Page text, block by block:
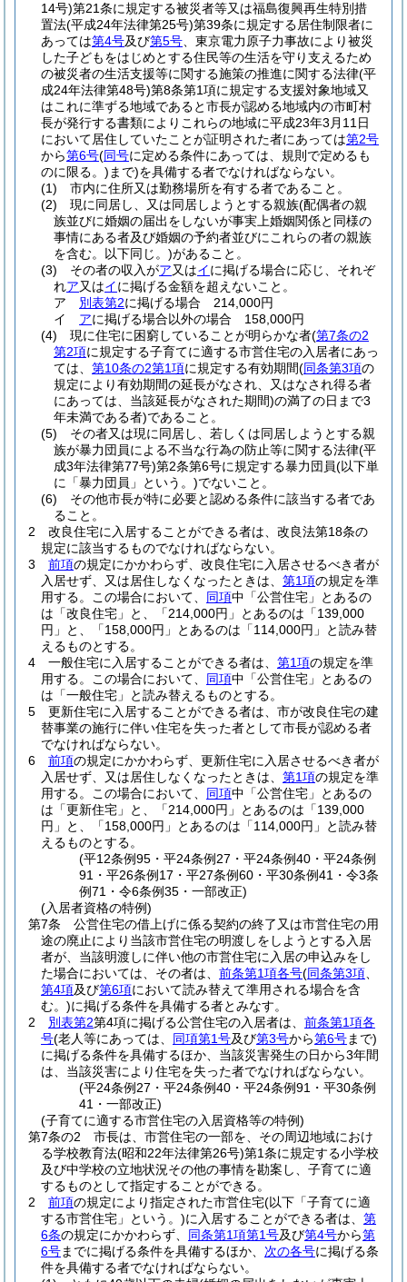
14号)第21条に規定する被災者等又は福島復興再生特別措
置法(平成24年法律第25号)第39条に規定する居住制限者に
あっては第4号及び第5号 、東京電力原子力事故により被災
した子どもをはじめとする住民等の生活を守り支えるため
の被災者の生活支援等に関する施策の推進に関する法律(平
成24年法律第48号)第8条第1項に規定する支援対象地域又
はこれに準ずる地域であると市長が認める地域内の市町村
長が発行する書類によりこれらの地域に平成23年3月11日
において居住していたことが証明された者にあっては第2号
から第6号(同号に定める条件にあっては、規則で定めるも
のに限る。) まで)を具備する者でなければならない。
(1)
市内に住所又は勤務場所を有する者であること。
(2)
現に同居し、又は同居しようとする親族(配偶者の親
族並びに婚姻の届出をしないが事実上婚姻関係と同様の
事情にある者及び婚姻の予約者並びにこれらの者の親族
を含む。以下同じ。)があること。
(3)
その者の収入がア又はイに掲げる場合に応じ、それぞ
れア又はイに掲げる金額を超えないこと。
ア
別表第2に掲げる場合 214,000円
イ
アに掲げる場合以外の場合 158,000円
(4)
現に住宅に困窮していることが明らかな者(第7条の2
第2項に規定する子育てに適する市営住宅の入居者にあっ
ては、 第10条の2第1項に規定する有効期間(同条第3項の
規定により有効期間の延長がなされ、又はなされ得る者
にあっては、当該延長がなされた期間)の満了の日まで3
年未満である者)であること。
(5)
その者又は現に同居し、若しくは同居しようとする親
族が暴力団員による不当な行為の防止等に関する法律(平
成3年法律第77号)第2条第6号に規定する暴力団員(以下単
に「暴力団員」という。)でないこと。
(6)
その他市長が特に必要と認める条件に該当する者であ
ること。
2
改良住宅に入居することができる者は、改良法第18条の
規定に該当するものでなければならない。
3
前項の規定にかかわらず、改良住宅に入居させるべき者が
入居せず、又は居住しなくなったときは、 第1項の規定を準
用する。
この場合において、 同項中「公営住宅」とあるの
は「改良住宅」と、「214,000円」とあるのは「139,000
円」と、「158,000円」とあるのは「114,000円」と読み替
えるものとする。
4
一般住宅に入居することができる者は、 第1項の規定を準
用する。
この場合において、 同項中「公営住宅」とあるの
は「一般住宅」と読み替えるものとする。
5
更新住宅に入居することができる者は、市が改良住宅の建
替事業の施行に伴い住宅を失った者として市長が認める者
でなければならない。
6
前項の規定にかかわらず、更新住宅に入居させるべき者が
入居せず、又は居住しなくなったときは、 第1項の規定を準
用する。
この場合において、 同項中「公営住宅」とあるの
は「更新住宅」と、「214,000円」とあるのは「139,000
円」と、「158,000円」とあるのは「114,000円」と読み替
えるものとする。
(平12条例95・平24条例27・平24条例40・平24条例
91・平26条例17・平27条例60・平30条例41・令3条
例71・令6条例35・一部改正)
(入居者資格の特例)
第7条
公営住宅の借上げに係る契約の終了又は市営住宅の用
途の廃止により当該市営住宅の明渡しをしようとする入居
者が、当該明渡しに伴い他の市営住宅に入居の申込みをし
た場合においては、その者は、 前条第1項各号(同条第3項
第4項及び第6項において読み替えて準用される場合を含
む。)に掲げる条件を具備する者とみなす。
2
別表第2第4項に掲げる公営住宅の入居者は、 前条第1項各
号(老人等にあっては、 同項第1号及び第3号から第6号まで)
に掲げる条件を具備するほか、当該災害発生の日から3年間
は、当該災害により住宅を失った者でなければならない。
(平24条例27・平24条例40・平24条例91・平30条例
41・一部改正)
(子育てに適する市営住宅の入居資格等の特例)
第7条の2
市長は、市営住宅の一部を、その周辺地域におけ
る学校教育法(昭和22年法律第26号)第1条に規定する小学校
及び中学校の立地状況その他の事情を勘案し、子育てに適
するものとして指定することができる。
2
前項の規定により指定された市営住宅(以下「子育てに適
する市営住宅」という。)に入居することができる者は、 第
6条の規定にかかわらず、 同条第1項第1号及び第4号から第
6号までに掲げる条件を具備するほか、 次の各号に掲げる条
件を具備する者でなければならない。